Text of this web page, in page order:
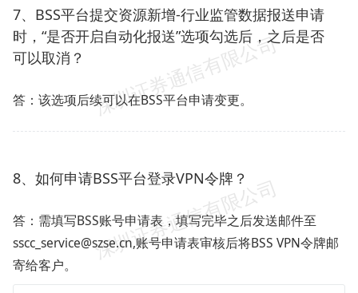
7、BSS平台提交资源新增-行业监管数据报送申请
时，“是否开启自动化报送”选项勾选后，之后是否
可以取消？
答：该选项后续可以在BSS平台申请变更。
8、如何申请BSS平台登录VPN令牌？
答：需填写BSS账号申请表，填写完毕之后发送邮件至
sscc_service@szse.cn,账号申请表审核后将BSS VPN令牌邮
寄给客户。